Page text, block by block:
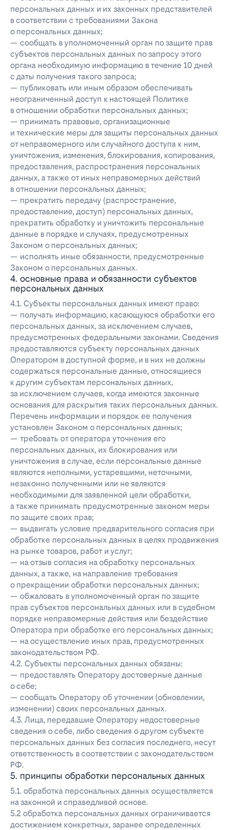
персональных данных и их законных представителей
в соответствии с требованиями Закона
о персональных данных;
— сообщать в уполномоченный орган по защите прав
субъектов персональных данных по запросу этого
органа необходимую информацию в течение 10 дней
с даты получения такого запроса;
— публиковать или иным образом обеспечивать
неограниченный доступ к настоящей Политике
в отношении обработки персональных данных;
— принимать правовые, организационные
и технические меры для защиты персональных данных
от неправомерного или случайного доступа к ним,
уничтожения, изменения, блокирования, копирования,
предоставления, распространения персональных
данных, а также от иных неправомерных действий
в отношении персональных данных;
— прекратить передачу (распространение,
предоставление, доступ) персональных данных,
прекратить обработку и уничтожить персональные
данные в порядке и случаях, предусмотренных
Законом о персональных данных;
— исполнять иные обязанности, предусмотренные
Законом о персональных данных.
4. основные права и обязанности субъектов
персональных данных
4.1. Субъекты персональных данных имеют право:
— получать информацию, касающуюся обработки его
персональных данных, за исключением случаев,
предусмотренных федеральными законами. Сведения
предоставляются субъекту персональных данных
Оператором в доступной форме, и в них не должны
содержаться персональные данные, относящиеся
к другим субъектам персональных данных,
за исключением случаев, когда имеются законные
основания для раскрытия таких персональных данных.
Перечень информации и порядок ее получения
установлен Законом о персональных данных;
— требовать от оператора уточнения его
персональных данных, их блокирования или
уничтожения в случае, если персональные данные
являются неполными, устаревшими, неточными,
незаконно полученными или не являются
необходимыми для заявленной цели обработки,
а также принимать предусмотренные законом меры
по защите своих прав;
— выдвигать условие предварительного согласия при
обработке персональных данных в целях продвижения
на рынке товаров, работ и услуг;
— на отзыв согласия на обработку персональных
данных, а также, на направление требования
о прекращении обработки персональных данных;
— обжаловать в уполномоченный орган по защите
прав субъектов персональных данных или в судебном
порядке неправомерные действия или бездействие
Оператора при обработке его персональных данных;
— на осуществление иных прав, предусмотренных
законодательством РФ.
4.2. Субъекты персональных данных обязаны:
— предоставлять Оператору достоверные данные
о себе;
— сообщать Оператору об уточнении (обновлении,
изменении) своих персональных данных.
4.3. Лица, передавшие Оператору недостоверные
сведения о себе, либо сведения о другом субъекте
персональных данных без согласия последнего, несут
ответственность в соответствии с законодательством
РФ.
5. принципы обработки персональных данных
5.1. обработка персональных данных осуществляется
на законной и справедливой основе.
5.2 обработка персональных данных ограничивается
достижением конкретных, заранее определенных